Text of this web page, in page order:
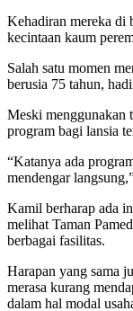
Kehadiran mereka di
kecintaan kaum
Salah satu momen
berusia 75 tahun,
Meski menggunakan
program bagi lansia
“Katanya ada
mendengar
Kamil berharap ada
melihat Taman
berbagai fasilitas.
Harapan yang sama
merasa kurang
dalam hal modal